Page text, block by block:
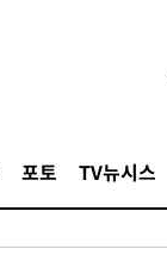
포토 TV뉴시스